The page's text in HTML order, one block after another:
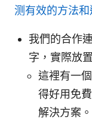
测有效的方法
我們的合作
字，實際放
這裡有一
得好用免
解決方案